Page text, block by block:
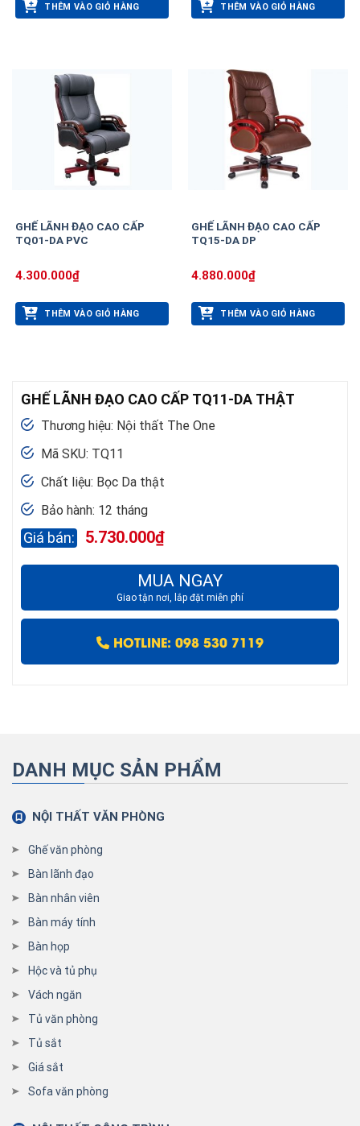
THÊM VÀO GIỎ HÀNG THÊM VÀO GIỎ HÀNG
GHẾ LÃNH ĐẠO CAO CẤP
TQ01-DA PVC
4.300.000₫
THÊM VÀO GIỎ HÀNG
GHẾ LÃNH ĐẠO CAO CẤP
TQ15-DA DP
4.880.000₫
THÊM VÀO GIỎ HÀNG
GHẾ LÃNH ĐẠO CAO CẤP TQ11-DA THẬT
Thương hiệu: Nội thất The One
Mã SKU: TQ11
Chất liệu: Bọc Da thật
Bảo hành: 12 tháng
5.730.000₫
MUA NGAY
Giao tận nơi, lắp đặt miễn phí
HOTLINE: 098 530 7119
DANH MỤC SẢN PHẨM
NỘI THẤT VĂN PHÒNG
Ghế văn phòng
Bàn lãnh đạo
Bàn nhân viên
Bàn máy tính
Bàn họp
Hộc và tủ phụ
Vách ngăn
Tủ văn phòng
Tủ sắt
Giá sắt
Sofa văn phòng